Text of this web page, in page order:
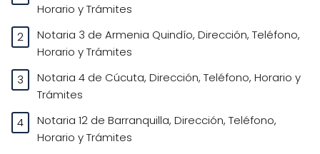
Horario y Trámites
Notaria 3 de Armenia Quindío, Dirección, Teléfono,
Horario y Trámites
Notaria 4 de Cúcuta, Dirección, Teléfono, Horario y
Trámites
Notaria 12 de Barranquilla, Dirección, Teléfono,
Horario y Trámites